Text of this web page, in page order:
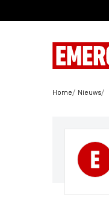
Home Nieuws